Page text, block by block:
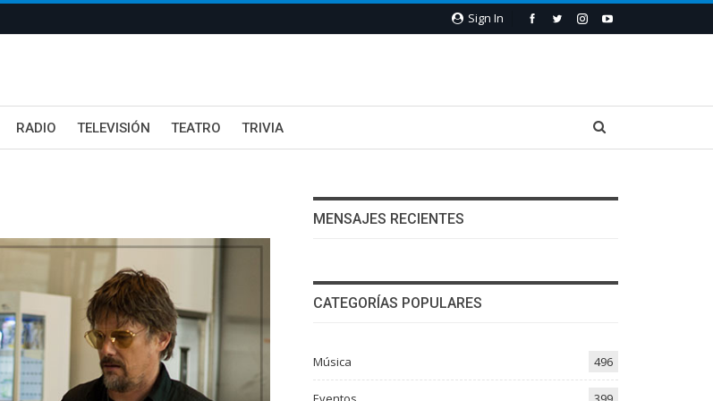
Sign In
RADIO TELEVISIÓN TEATRO TRIVIA
MENSAJES RECIENTES
CATEGORÍAS POPULARES
Música 496